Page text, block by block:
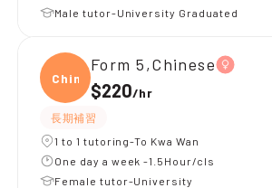
Male tutor-University Graduated
Chine
Form 5,Chinese
$220/hr
長期補習
1 to 1 tutoring-To Kwa Wan
One day a week -1.5Hour/cls
Female tutor-University